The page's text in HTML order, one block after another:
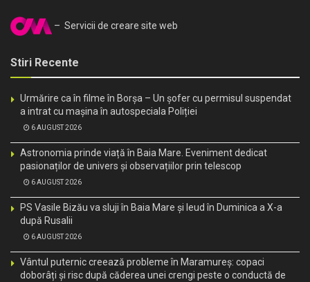
– Servicii de creare site web
Stiri Recente
Urmărire ca în filme în Borșa – Un șofer cu permisul suspendat
a intrat cu mașina în autospeciala Poliției
6 AUGUST 2026
Astronomia prinde viață în Baia Mare. Eveniment dedicat
pasionaților de univers și observațiilor prin telescop
6 AUGUST 2026
PS Vasile Bizău va sluji în Baia Mare și Ieud în Duminica a X-a
după Rusalii
6 AUGUST 2026
Vântul puternic creează probleme în Maramureș: copaci
doborâți și risc după căderea unei crengi peste o conductă de